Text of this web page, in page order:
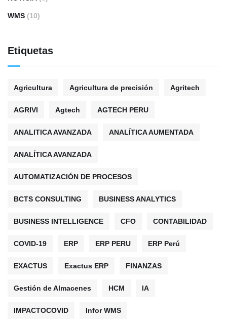
WMS (10)
Etiquetas
Agricultura Agricultura de precisión Agritech
AGRIVI Agtech AGTECH PERU
ANALITICA AVANZADA ANALÍTICA AUMENTADA
ANALÍTICA AVANZADA
AUTOMATIZACIÓN DE PROCESOS
BCTS CONSULTING BUSINESS ANALYTICS
BUSINESS INTELLIGENCE CFO CONTABILIDAD
COVID-19 ERP ERP PERU ERP Perú
EXACTUS Exactus ERP FINANZAS
Gestión de Almacenes HCM IA
IMPACTOCOVID Infor WMS